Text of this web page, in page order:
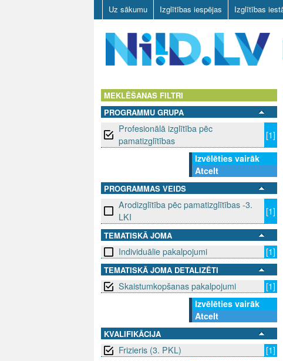
Uz sākumu Izglītības iespējas Izglītības
D
L
MEKLĒŠANAS FILTRI
PROGRAMMU GRUPA
Profesionālā izglītība pēc
pamatizglītības
[1]
Izvēlēties vairāk
Atcelt
PROGRAMMAS VEIDS
Arodizglītība pēc pamatizglītības -3.
LKI
[1]
TEMATISKĀ JOMA
Individuālie pakalpojumi [1]
TEMATISKĀ JOMA DETALIZĒTI
Skaistumkopšanas pakalpojumi
[1]
Izvēlēties vairāk
Atcelt
KVALIFIKĀCIJA
Frizieris (3. PKL)
[1]